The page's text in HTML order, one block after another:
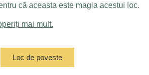
că aceasta este magia acestui loc.
mai mult.
Loc de poveste